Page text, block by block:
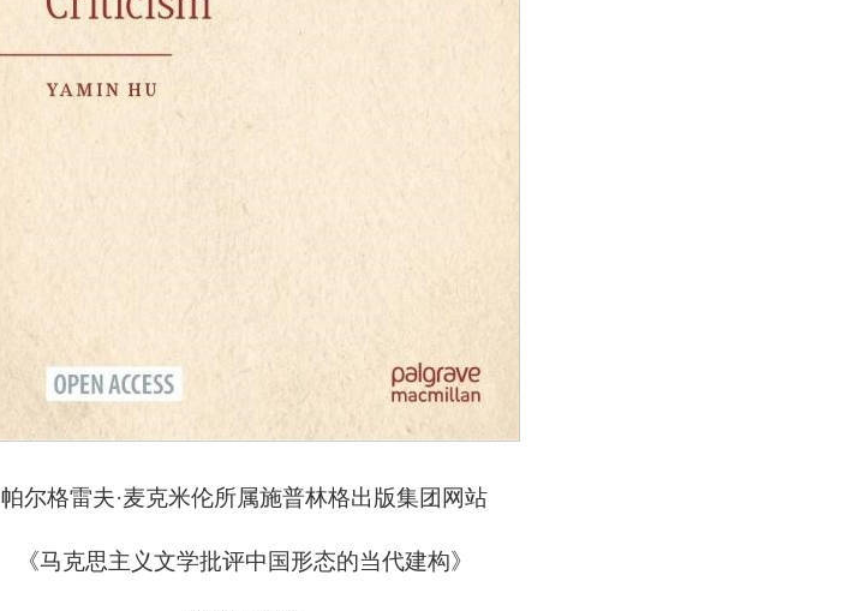
帕尔格雷夫·麦克米伦所属施普林格出版集团网站
《马克思主义文学批评中国形态的当代建构》